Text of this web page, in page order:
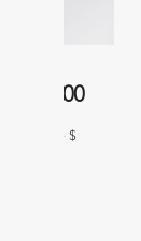
de
$ 34.900
interés de $